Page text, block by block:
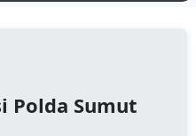
Polda Sumut